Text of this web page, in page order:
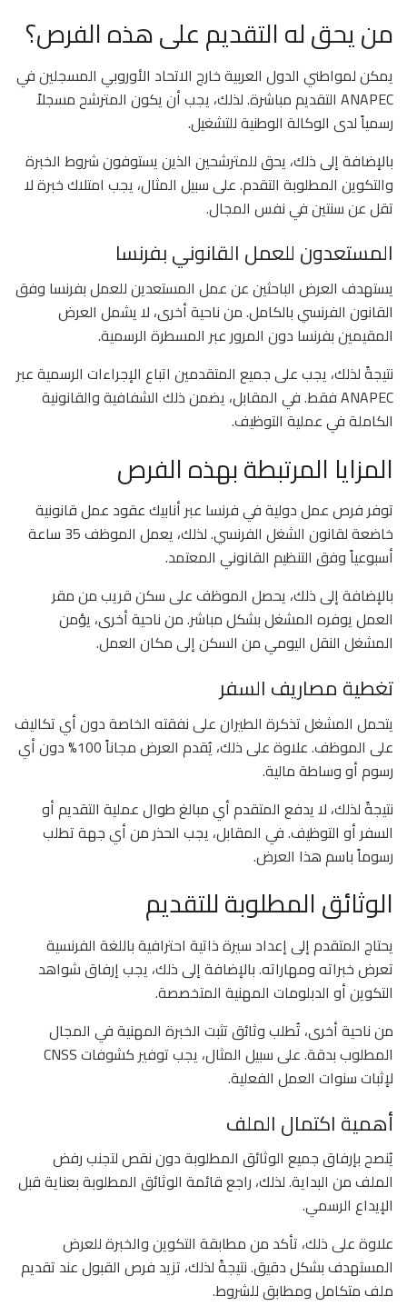
من يحق له التقديم على هذه الفرص؟
يمكن لمواطني الدول العربية خارج الاتحاد الأوروبي المسجلين في
ANAPEC التقديم مباشرة. لذلك، يجب أن يكون المترشح مسجلاً
رسمياً لدى الوكالة الوطنية للتشغيل.
بالإضافة إلى ذلك، يحق للمترشحين الذين يستوفون شروط الخبرة
والتكوين المطلوبة التقدم. على سبيل المثال، يجب امتلاك خبرة لا
تقل عن سنتين في نفس المجال.
المستعدون للعمل القانوني بفرنسا
يستهدف العرض الباحثين عن عمل المستعدين للعمل بفرنسا وفق
القانون الفرنسي بالكامل. من ناحية أخرى، لا يشمل العرض
المقيمين بفرنسا دون المرور عبر المسطرة الرسمية.
نتيجةً لذلك، يجب على جميع المتقدمين اتباع الإجراءات الرسمية عبر
ANAPEC فقط. في المقابل، يضمن ذلك الشفافية والقانونية
الكاملة في عملية التوظيف.
المزايا المرتبطة بهذه الفرص
توفر فرص عمل دولية في فرنسا عبر أنابيك عقود عمل قانونية
خاضعة لقانون الشغل الفرنسي. لذلك، يعمل الموظف 35 ساعة
أسبوعياً وفق التنظيم القانوني المعتمد.
بالإضافة إلى ذلك، يحصل الموظف على سكن قريب من مقر
العمل يوفره المشغل بشكل مباشر. من ناحية أخرى، يؤمن
المشغل النقل اليومي من السكن إلى مكان العمل.
تغطية مصاريف السفر
يتحمل المشغل تذكرة الطيران على نفقته الخاصة دون أي تكاليف
على الموظف. علاوة على ذلك، يُقدم العرض مجاناً 100% دون أي
رسوم أو وساطة مالية.
نتيجةً لذلك، لا يدفع المتقدم أي مبالغ طوال عملية التقديم أو
السفر أو التوظيف. في المقابل، يجب الحذر من أي جهة تطلب
رسوماً باسم هذا العرض.
الوثائق المطلوبة للتقديم
يحتاج المتقدم إلى إعداد سيرة ذاتية احترافية باللغة الفرنسية
تعرض خبراته ومهاراته. بالإضافة إلى ذلك، يجب إرفاق شواهد
التكوين أو الدبلومات المهنية المتخصصة.
من ناحية أخرى، تُطلب وثائق تثبت الخبرة المهنية في المجال
المطلوب بدقة. على سبيل المثال، يجب توفير كشوفات CNSS
لإثبات سنوات العمل الفعلية.
أهمية اكتمال الملف
يُنصح بإرفاق جميع الوثائق المطلوبة دون نقص لتجنب رفض
الملف من البداية. لذلك، راجع قائمة الوثائق المطلوبة بعناية قبل
الإيداع الرسمي.
علاوة على ذلك، تأكد من مطابقة التكوين والخبرة للعرض
المستهدف بشكل دقيق. نتيجةً لذلك، تزيد فرص القبول عند تقديم
ملف متكامل ومطابق للشروط.